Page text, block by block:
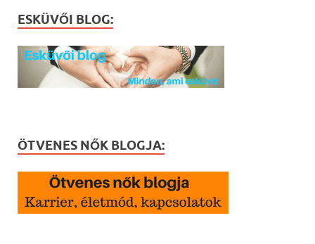
ESKÜVŐI BLOG:
ÖTVENES NŐK BLOGJA: